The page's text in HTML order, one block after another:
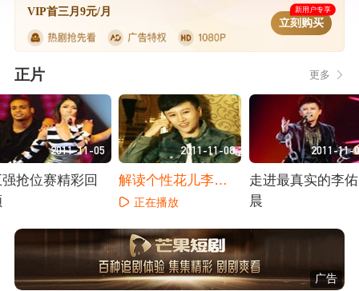
VIP首三月9元/月 新用户专享
立刻购买
正片 更多
2011-11-05
抢位赛精彩回
2011-11-08
解读个性花儿李佑
晨 正在播放
2011-11-
走进最真实的李佑
晨
广告